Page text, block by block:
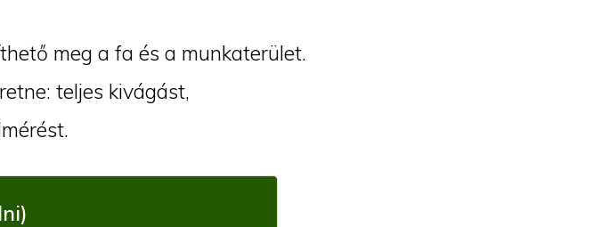
meg a fa és a munkaterület.
teljes kivágást,